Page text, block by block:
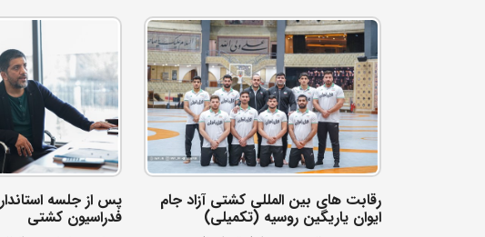
رقابت های بین المللی کشتی آزاد جام
ایوان یاریگین روسیه (تکمیلی)
پس از جلسه
فدراسیون کشتی